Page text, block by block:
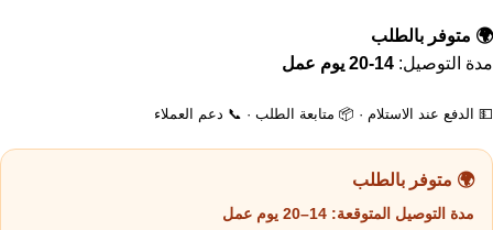
🌍 متوفر بالطلب
مدة التوصيل: 14-20 يوم عمل
💵 الدفع عند الاستلام · 📦 متابعة الطلب · 📞 دعم العملاء
🌍 متوفر بالطلب
مدة التوصيل المتوقعة: 14–20 يوم عمل